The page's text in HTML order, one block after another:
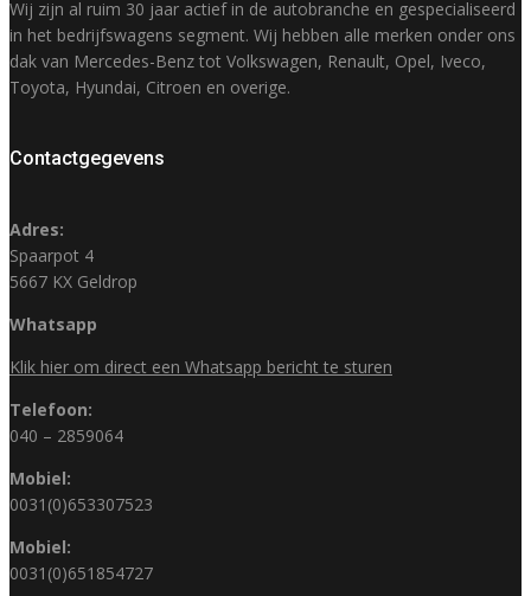
Wij zijn al ruim 30 jaar actief in de autobranche en gespecialiseerd
in het bedrijfswagens segment. Wij hebben alle merken onder ons
dak van Mercedes-Benz tot Volkswagen, Renault, Opel, Iveco,
Toyota, Hyundai, Citroen en overige.
Contactgegevens
Adres:
Spaarpot 4
5667 KX Geldrop
Whatsapp
Klik hier om direct een Whatsapp bericht te sturen
Telefoon:
040 – 2859064
Mobiel:
0031(0)653307523
Mobiel:
0031(0)651854727